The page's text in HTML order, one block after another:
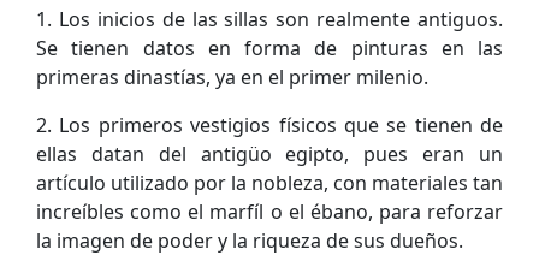
1. Los inicios de las sillas son realmente antiguos.
Se tienen datos en forma de pinturas en las
primeras dinastías, ya en el primer milenio.
2. Los primeros vestigios físicos que se tienen de
ellas datan del antigüo egipto, pues eran un
artículo utilizado por la nobleza, con materiales tan
increíbles como el marfíl o el ébano, para reforzar
la imagen de poder y la riqueza de sus dueños.